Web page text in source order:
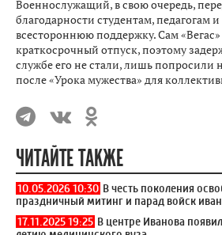
Военнослужащий, в свою очередь,
благодарности студентам, педагогам
всестороннюю поддержку. Сам
краткосрочный отпуск, поэтому
службе его не стали, лишь попросили
после «Урока мужества» для
ЧИТАЙТЕ ТАКЖЕ
10.05.2026 10:30 В честь поколения
праздничный митинг и парад войск
17.11.2025 19:25 В центре Иванова